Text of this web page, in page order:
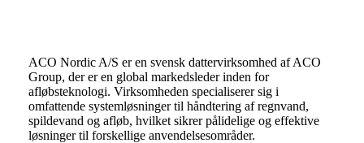
ACO Nordic A/S er en svensk dattervirksomhed af ACO
Group, der er en global markedsleder inden for
afløbsteknologi. Virksomheden specialiserer sig i
omfattende systemløsninger til håndtering af regnvand,
spildevand og afløb, hvilket sikrer pålidelige og effektive
løsninger til forskellige anvendelsesområder.